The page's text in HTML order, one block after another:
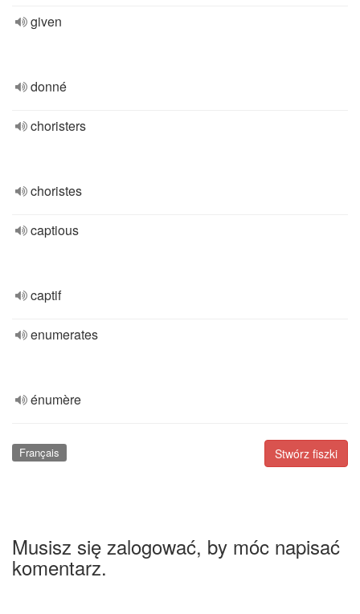
given
donné
choristers
choristes
captious
captif
enumerates
énumère
Stwórz fiszki
Français
Musisz się zalogować, by móc napisać
komentarz.